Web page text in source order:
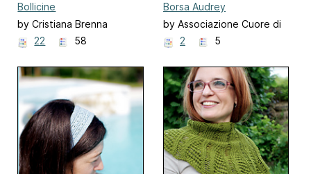
Bollicine
by Cristiana Brenna
22
58
Borsa Audrey
by Associazione Cuore di
Maglia
2 5